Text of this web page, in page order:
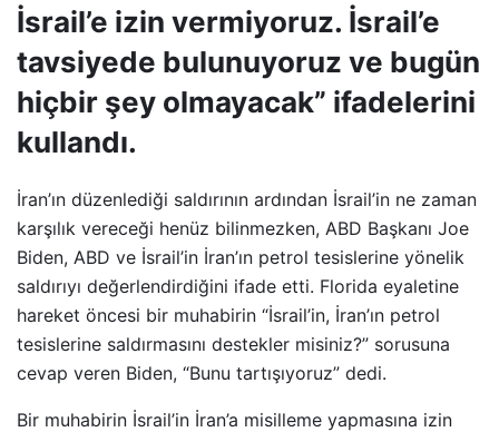
İsrail’e izin vermiyoruz. İsrail’e
tavsiyede bulunuyoruz ve bugün
hiçbir şey olmayacak” ifadelerini
kullandı.
İran’ın düzenlediği saldırının ardından İsrail’in ne zaman
karşılık vereceği henüz bilinmezken, ABD Başkanı Joe
Biden, ABD ve İsrail’in İran’ın petrol tesislerine yönelik
saldırıyı değerlendirdiğini ifade etti. Florida eyaletine
hareket öncesi bir muhabirin “İsrail’in, İran’ın petrol
tesislerine saldırmasını destekler misiniz?” sorusuna
cevap veren Biden, “Bunu tartışıyoruz” dedi.
Bir muhabirin İsrail’in İran’a misilleme yapmasına izin